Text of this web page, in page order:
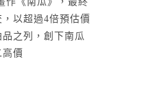
以超過4倍預估價
之列，創下南瓜
價